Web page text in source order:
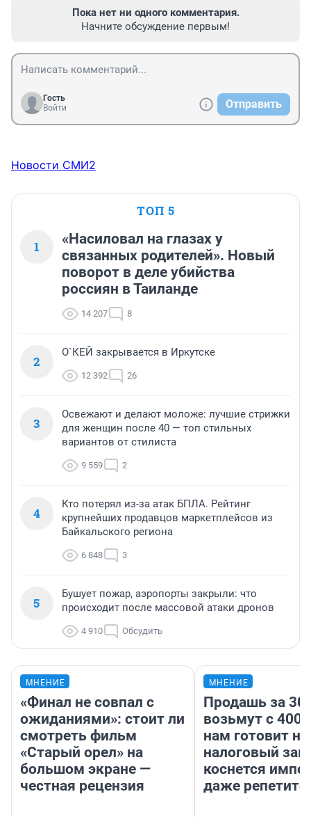
Пока нет ни одного комментария.
Начните обсуждение первым!
Гость
Войти
Отправить
Новости СМИ2
ТОП 5
1
«Насиловал на глазах у
связанных родителей». Новый
поворот в деле убийства
россиян в Таиланде
14 207 8
2
О`КЕЙ закрывается в Иркутске
12 392 26
3
Освежают и делают моложе: лучшие стрижки
для женщин после 40 — топ стильных
вариантов от стилиста
9 559 2
4
Кто потерял из-за атак БПЛА. Рейтинг
крупнейших продавцов маркетплейсов из
Байкальского региона
6 848 3
5
Бушует пожар, аэропорты закрыли: что
происходит после массовой атаки дронов
4 910 Обсудить
МНЕНИЕ
«Финал не совпал с
ожиданиями»: стоит ли
смотреть фильм
«Старый орел» на
большом экране —
честная рецензия
МНЕНИЕ
Продашь за
возьмут с
нам готовит
налоговый
коснется
даже